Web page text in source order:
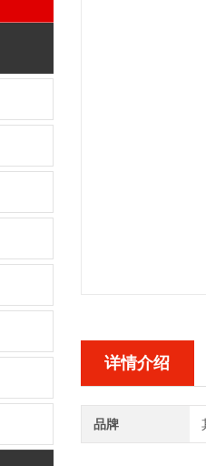
详情介绍
品牌